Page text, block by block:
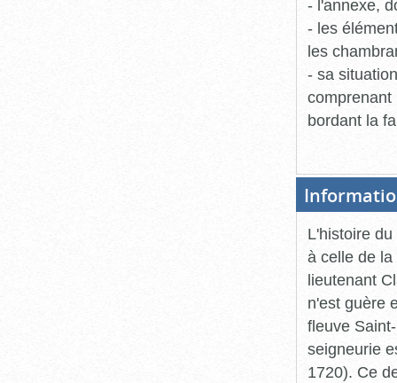
- l'annexe,
- les
les
- sa
comprenant
bordant la
L'histoire
à celle de
lieutenant
n'est guère
fleuve
seigneurie
1720). Ce